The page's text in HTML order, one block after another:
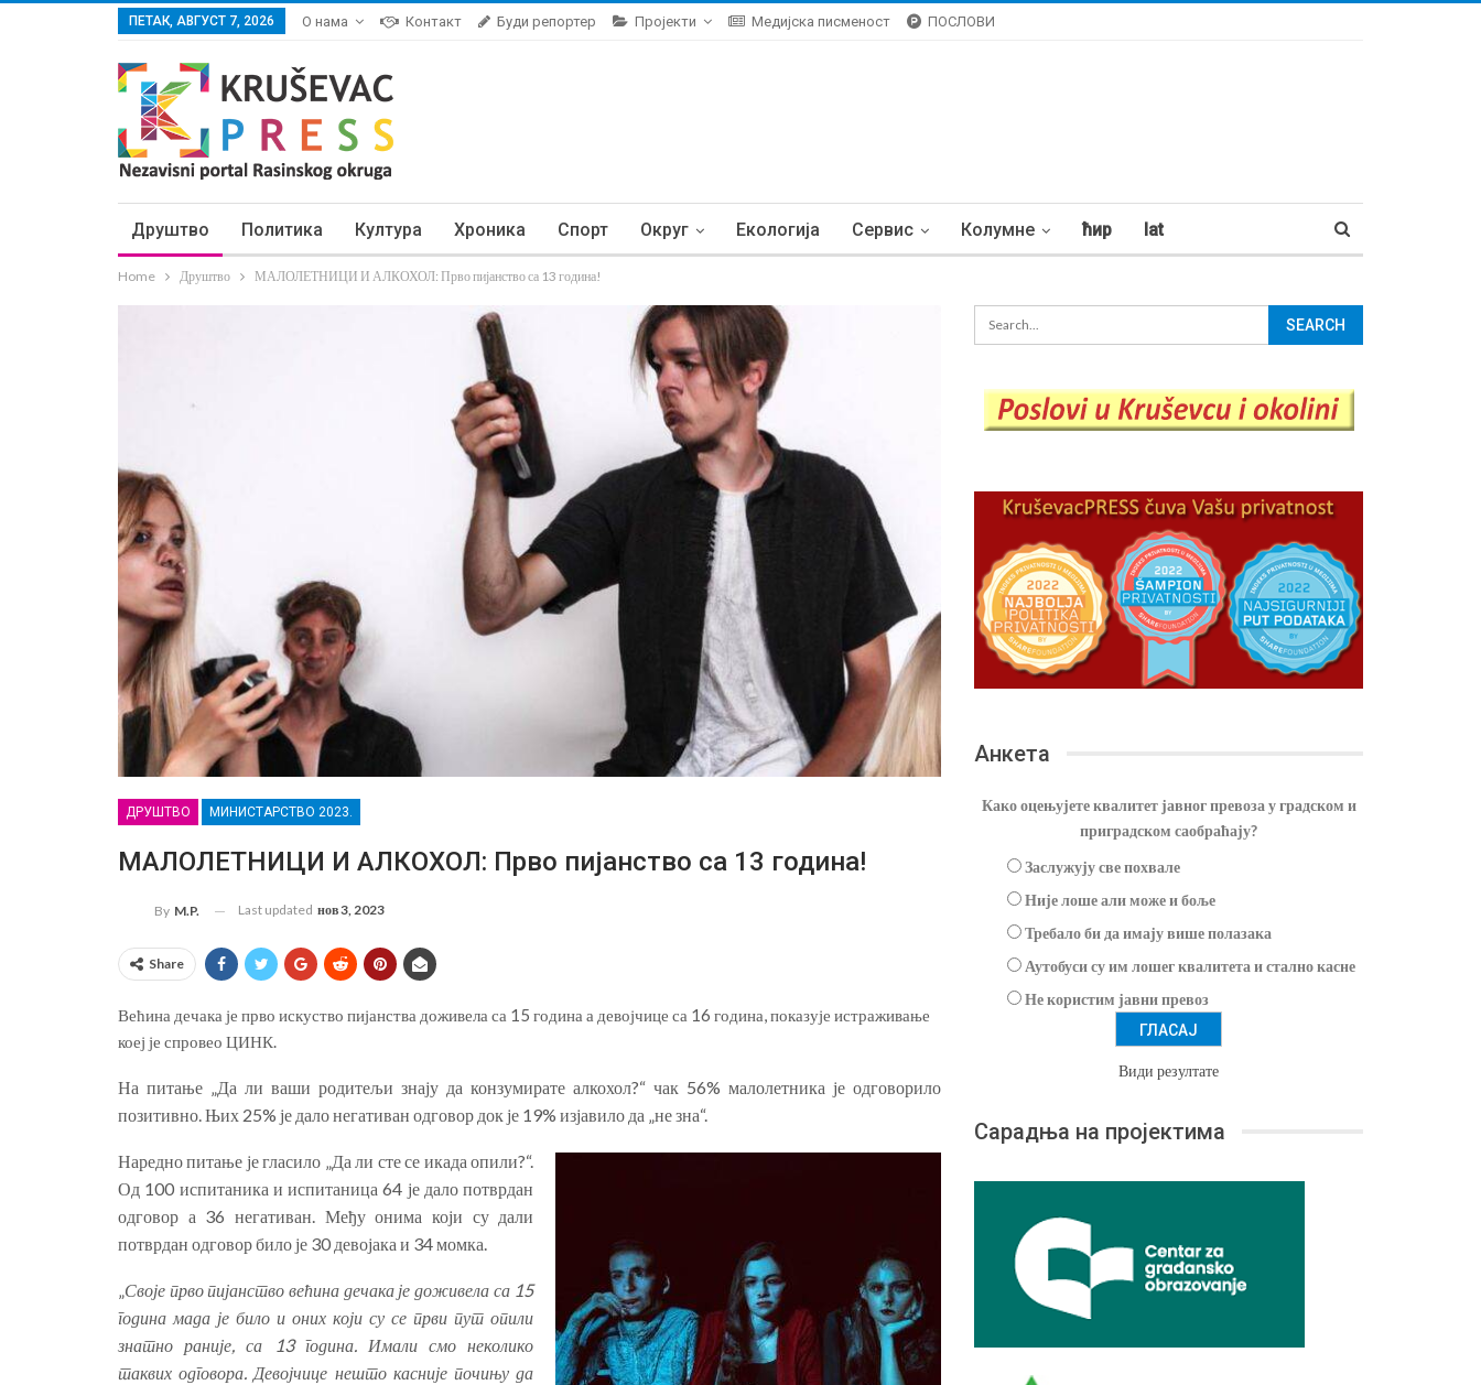
ПЕТАК, АВГУСТ 7, 2026 О нама Контакт Буди репортер Пројекти Медијска писменост ПОСЛОВИ
Друштво Политика Култура Хроника Спорт Округ Екологија Сервис Колумне ћир lat
Home Друштво МАЛОЛЕТНИЦИ И АЛКОХОЛ: Прво пијанство са 13 година!
ДРУШТВО МИНИСТАРСТВО 2023.
МАЛОЛЕТНИЦИ И АЛКОХОЛ: Прво пијанство са 13 година!
By M.P. Last updated нов 3, 2023
Share
Већина дечака је прво искуство пијанства доживела са 15 година а девојчице са 16 година, показује истраживање
коеј је спровео ЦИНК.
На питање „Да ли ваши родитељи знају да конзумирате алкохол?“ чак 56% малолетника је одговорило
позитивно. Њих 25% је дало негативан одговор док је 19% изјавило да „не зна“.
Наредно питање је гласило „Да ли сте се икада опили?“.
Од 100 испитаника и испитаница 64 је дало потврдан
одговор а 36 негативан. Међу онима који су дали
потврдан одговор било је 30 девојака и 34 момка.
„Своје прво пијанство већина дечака је доживела са 15
година мада је било и оних који су се први пут опили
знатно раније, са 13 година. Имали смо неколико
таквих одговора. Девојчице нешто касније почињу да
Анкета
Како оцењујете квалитет јавног превоза у градском и
приградском саобраћају?
Заслужују све похвале
Није лоше али може и боље
Требало би да имају више полазака
Аутобуси су им лошег квалитета и стално касне
Не користим јавни превоз
Види резултате
Сарадња на пројектима